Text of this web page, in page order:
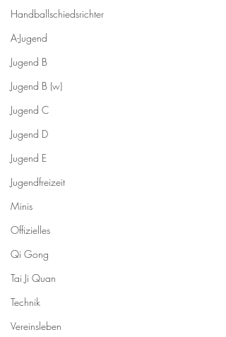
Handballschiedsrichter
A-Jugend
Jugend B
Jugend B (w)
Jugend C
Jugend D
Jugend E
Jugendfreizeit
Minis
Offizielles
Qi Gong
Tai Ji Quan
Technik
Vereinsleben